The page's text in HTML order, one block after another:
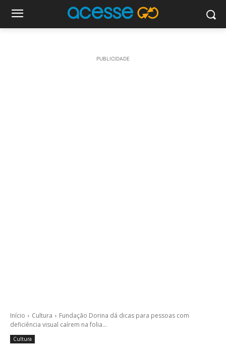
PUBLICIDADE
Início Cultura
Fundação Dorina dá dicas para pessoas com
deficiência visual caírem na folia...
Cultura